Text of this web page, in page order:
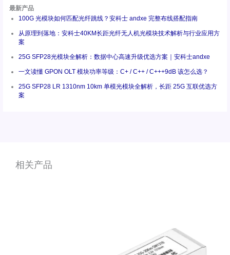
最新产品
100G 光模块如何匹配光纤跳线？安科士 andxe 完整布线搭配指南
从原理到落地：安科士40KM长距光纤无人机光模块技术解析与行业应用方
案
25G SFP28光模块全解析：数据中心高速升级优选方案｜安科士andxe
一文读懂 GPON OLT 模块功率等级：C+ / C++ / C+++9dB 该怎么选？
25G SFP28 LR 1310nm 10km 单模光模块全解析，长距 25G 互联优选方
案
相关产品